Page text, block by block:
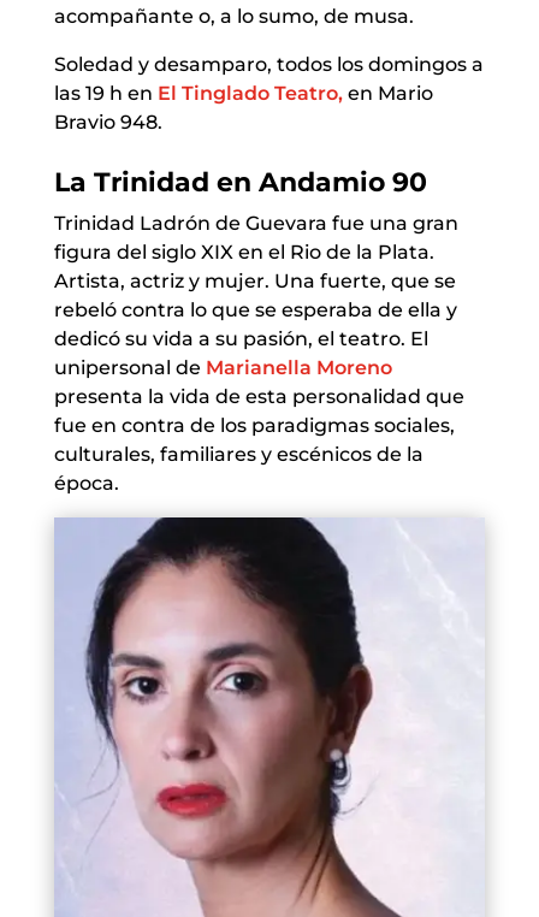
acompañante o, a lo sumo, de musa.
Soledad y desamparo, todos los domingos a
las 19 h en El Tinglado Teatro,en Mario
Bravio 948.
La Trinidad en Andamio 90
Trinidad Ladrón de Guevara fue una gran
figura del siglo XIX en el Rio de la Plata.
Artista, actriz y mujer. Una fuerte, que se
rebeló contra lo que se esperaba de ella y
dedicó su vida a su pasión, el teatro. El
unipersonal de Marianella Moreno
presenta la vida de esta personalidad que
fue en contra de los paradigmas sociales,
culturales, familiares y escénicos de la
época.